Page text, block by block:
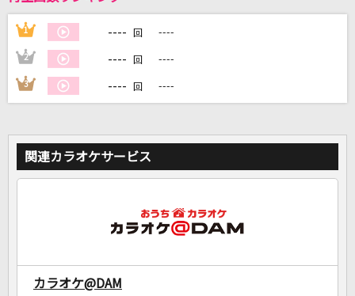
1 ---- 回 ----
2 ---- 回 ----
3 ---- 回 ----
関連カラオケサービス
カラオケ@DAM